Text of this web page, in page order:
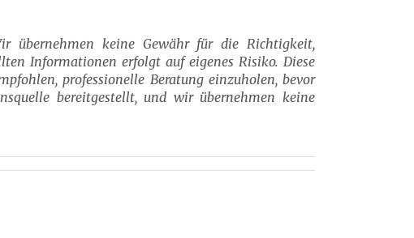
übernehmen keine Gewähr für die Richtigkeit,
Informationen erfolgt auf eigenes Risiko. Diese
professionelle Beratung einzuholen, bevor
bereitgestellt, und wir übernehmen keine